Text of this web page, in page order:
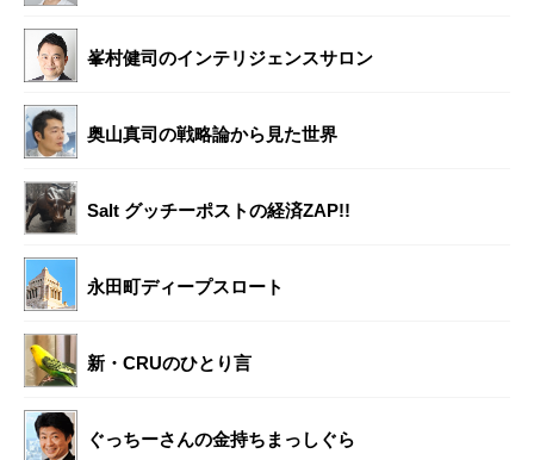
峯村健司のインテリジェンスサロン
奥山真司の戦略論から見た世界
Salt グッチーポストの経済ZAP!!
永田町ディープスロート
新・CRUのひとり言
ぐっちーさんの金持ちまっしぐら